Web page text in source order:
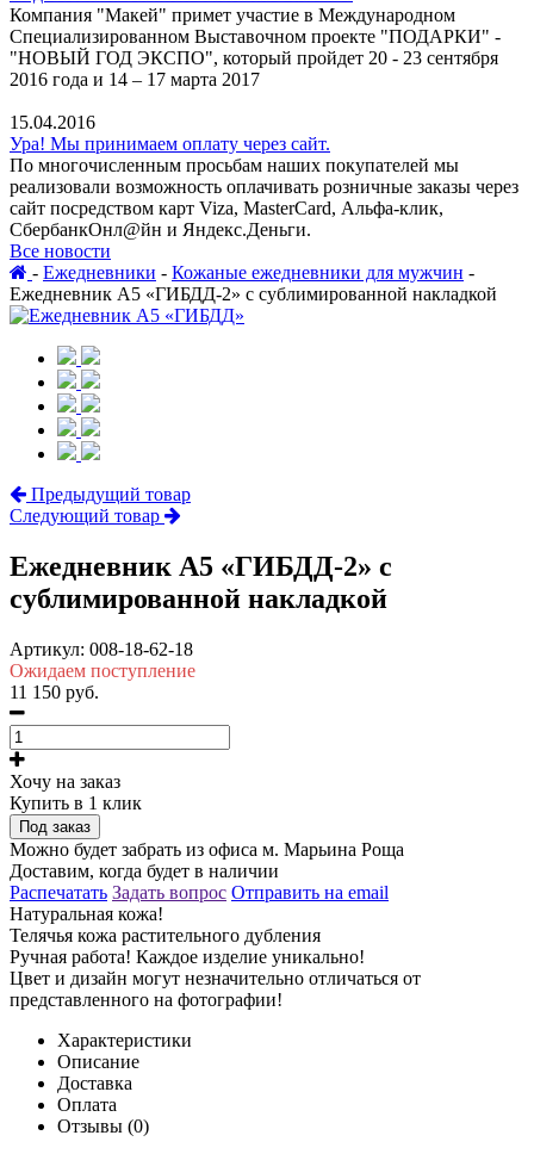
Компания "Макей" примет участие в Международном
Специализированном Выставочном проекте "ПОДАРКИ" -
"НОВЫЙ ГОД ЭКСПО", который пройдет 20 - 23 сентября
2016 года и 14 – 17 марта 2017
15.04.2016
Ура! Мы принимаем оплату через сайт.
По многочисленным просьбам наших покупателей мы
реализовали возможность оплачивать розничные заказы через
сайт посредством карт Viza, MasterCard, Альфа-клик,
СбербанкОнл@йн и Яндекс.Деньги.
Все новости
- Ежедневники - Кожаные ежедневники для мужчин -
Ежедневник А5 «ГИБДД-2» с сублимированной накладкой
Предыдущий товар
Следующий товар
Ежедневник А5 «ГИБДД-2» с
сублимированной накладкой
Артикул: 008-18-62-18
Ожидаем поступление
11 150 руб.
Хочу на заказ
Купить в 1 клик
Под заказ
Можно будет забрать из офиса м. Марьина Роща
Доставим, когда будет в наличии
Распечатать Задать вопрос Отправить на email
Натуральная кожа!
Телячья кожа растительного дубления
Ручная работа! Каждое изделие уникально!
Цвет и дизайн могут незначительно отличаться от
представленного на фотографии!
Характеристики
Описание
Доставка
Оплата
Отзывы (0)